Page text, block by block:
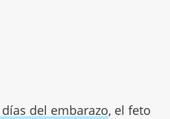
del embarazo, el feto